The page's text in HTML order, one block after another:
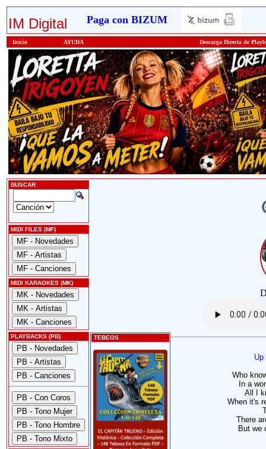
IM Digital Paga con BIZUM
Inicio AYUDA Descarga Directa de
BUSCAR
MIDI FILES (MF)
MIDI KARAOKES (MK)
PLAYBACKS (PB) TEBEOS
Up
Who
In a
All I
When it's
There
But we